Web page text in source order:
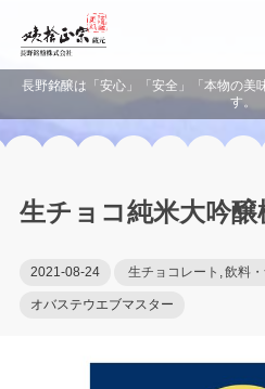
長野銘醸は「安心」「安全」「本物の美
す。
生チョコ純米大吟醸
2021-08-24 生チョコレート 飲料
オバステウエブマスター